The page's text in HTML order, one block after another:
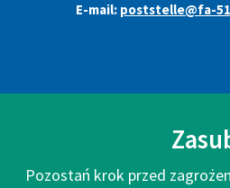
E-mail: poststelle@fa-
Pozostań krok przed